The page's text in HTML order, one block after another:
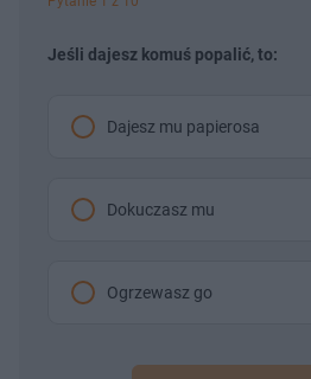
Jeśli dajesz komuś popalić, to:
Dajesz mu papierosa
Dokuczasz mu
Ogrzewasz go